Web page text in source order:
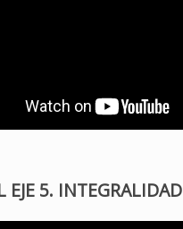
EJE 5. INTEGRALIDAD